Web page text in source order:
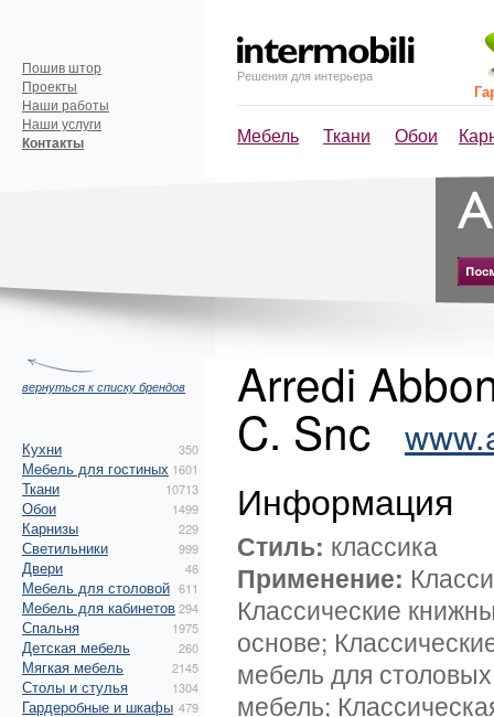
Решения для интерьера
Мебель Ткани Обои
Пошив штор
Проекты
Наши работы
Наши услуги
Контакты
вернуться к списку брендов
Кухни 350
Мебель для гостиных 1601
Ткани 10713
Обои 1499
Карнизы 229
Светильники 999
Двери 46
Мебель для столовой 611
Мебель для кабинетов294
Спальня 1975
Детская мебель 260
Мягкая мебель 2145
Столы и стулья 1304
Гардеробные и шкафы 479
Arredi
C. Snc
Информация
Стиль: классика
Применение:
Классические
основе;
мебель для
мебель;